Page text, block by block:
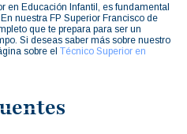
en Educación Infantil, es fundamental
nuestra FP Superior Francisco de
que te prepara para ser un
Si deseas saber más sobre nuestro
sobre el Técnico Superior en